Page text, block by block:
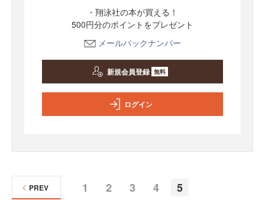
・翔泳社の本が買える！
500円分のポイントをプレゼント
メールバックナンバー
新規会員登録 無料
ログイン
1 2 3 4 5
PREV